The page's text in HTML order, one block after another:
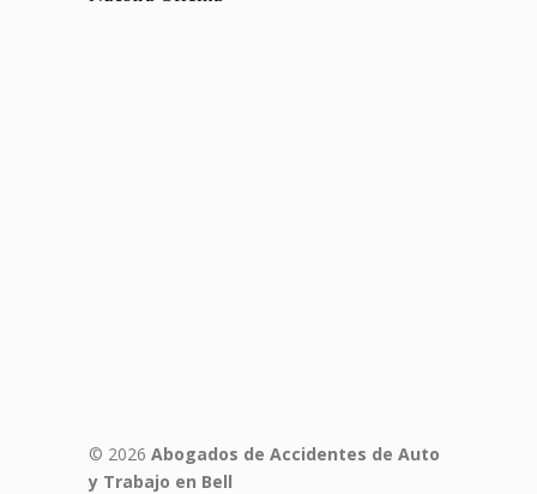
© 2026 Abogados de Accidentes de Auto
y Trabajo en Bell